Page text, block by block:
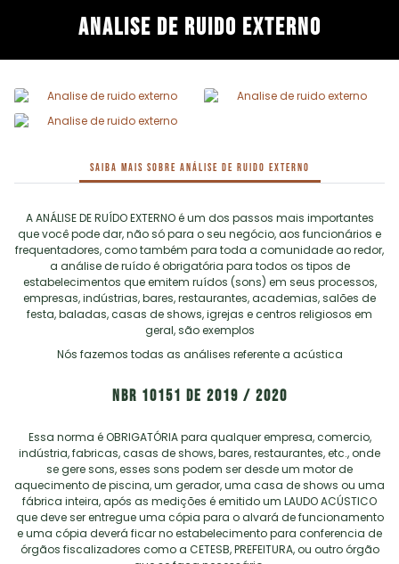
Analise de ruido externo
SAIBA MAIS SOBRE ANÁLISE DE RUIDO EXTERNO
A ANÁLISE DE RUÍDO EXTERNO é um dos passos mais importantes
que você pode dar, não só para o seu negócio, aos funcionários e
frequentadores, como também para toda a comunidade ao redor,
a análise de ruído é obrigatória para todos os tipos de
estabelecimentos que emitem ruídos (sons) em seus processos,
empresas, indústrias, bares, restaurantes, academias, salões de
festa, baladas, casas de shows, igrejas e centros religiosos em
geral, são exemplos
Nós fazemos todas as análises referente a acústica
NBR 10151 de 2019 / 2020
Essa norma é OBRIGATÓRIA para qualquer empresa, comercio,
indústria, fabricas, casas de shows, bares, restaurantes, etc., onde
se gere sons, esses sons podem ser desde um motor de
aquecimento de piscina, um gerador, uma casa de shows ou uma
fábrica inteira, após as medições é emitido um LAUDO ACÚSTICO
que deve ser entregue uma cópia para o alvará de funcionamento
e uma cópia deverá ficar no estabelecimento para conferencia de
órgãos fiscalizadores como a CETESB, PREFEITURA, ou outro órgão